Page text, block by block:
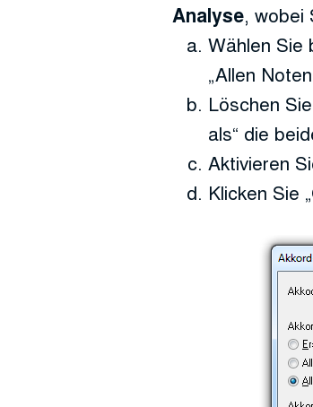
Analyse, wobei
Wählen Sie
„Allen
Löschen
als“ die
Aktivieren
Klicken Sie